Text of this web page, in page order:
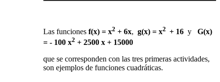
Las funciones f(x) = x2 + 6x, g(x) = x2 + 16 y G(x)
= - 100 x2 + 2500 x + 15000
que se corresponden con las tres primeras actividades,
son ejemplos de funciones cuadráticas.